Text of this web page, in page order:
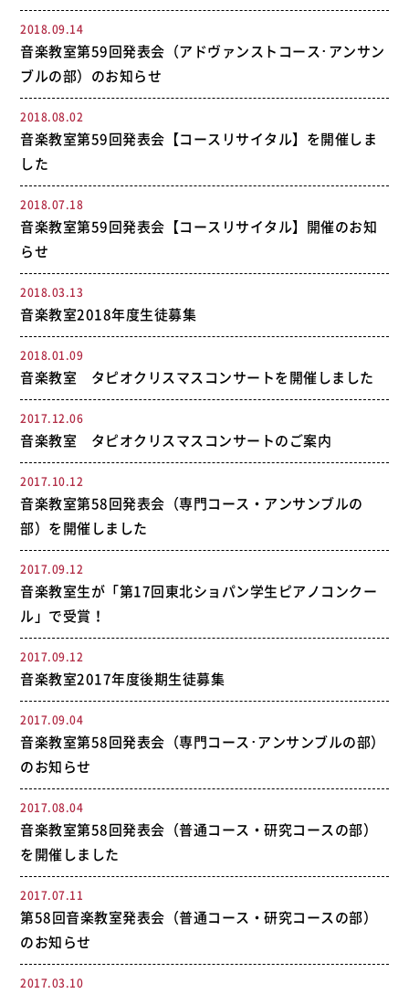
2018.09.14
音楽教室第59回発表会（アドヴァンストコース･アンサン
ブルの部）のお知らせ
2018.08.02
音楽教室第59回発表会【コースリサイタル】を開催しま
した
2018.07.18
音楽教室第59回発表会【コースリサイタル】開催のお知
らせ
2018.03.13
音楽教室2018年度生徒募集
2018.01.09
音楽教室 タピオクリスマスコンサートを開催しました
2017.12.06
音楽教室 タピオクリスマスコンサートのご案内
2017.10.12
音楽教室第58回発表会（専門コース・アンサンブルの
部）を開催しました
2017.09.12
音楽教室生が「第17回東北ショパン学生ピアノコンクー
ル」で受賞！
2017.09.12
音楽教室2017年度後期生徒募集
2017.09.04
音楽教室第58回発表会（専門コース･アンサンブルの部）
のお知らせ
2017.08.04
音楽教室第58回発表会（普通コース・研究コースの部）
を開催しました
2017.07.11
第58回音楽教室発表会（普通コース・研究コースの部）
のお知らせ
2017.03.10